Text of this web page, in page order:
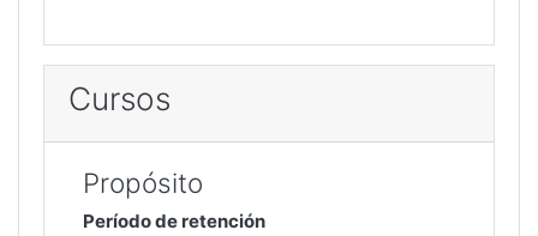
Cursos
Propósito
Período de retención